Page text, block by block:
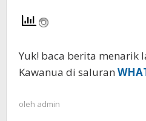
Yuk! baca berita menarik
Kawanua di saluran
oleh admin